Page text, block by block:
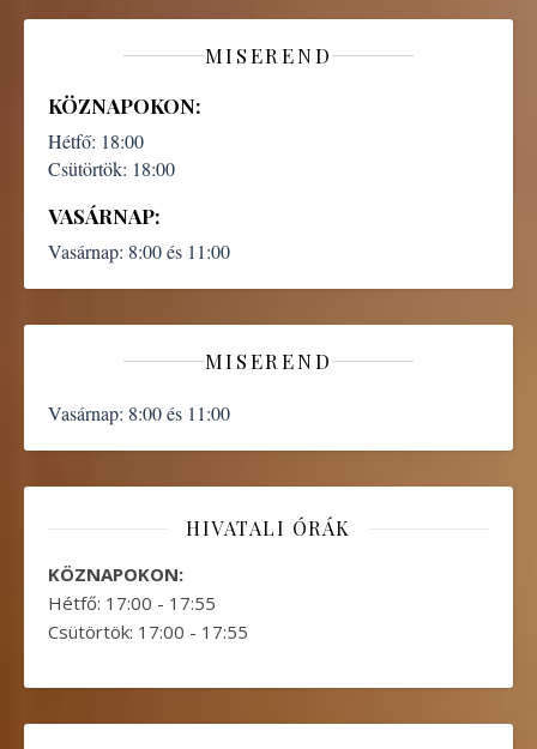
MISEREND
KÖZNAPOKON:
Hétfő: 18:00
Csütörtök: 18:00
VASÁRNAP:
Vasárnap: 8:00 és 11:00
MISEREND
Vasárnap: 8:00 és 11:00
HIVATALI ÓRÁK
KÖZNAPOKON:
Hétfő: 17:00 - 17:55
Csütörtök: 17:00 - 17:55